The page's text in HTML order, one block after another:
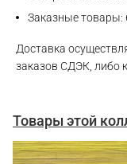
Заказные товары:
Доставка
заказов СДЭК, либо
Товары этой